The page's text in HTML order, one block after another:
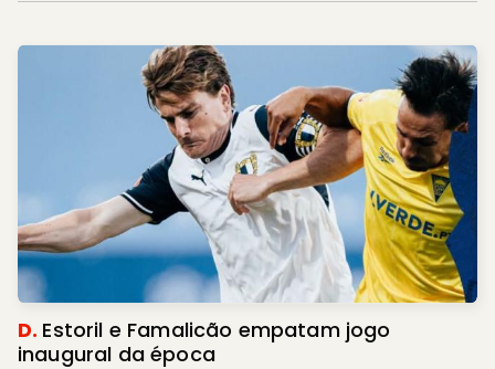
D. Estoril e Famalicão empatam jogo
inaugural da época